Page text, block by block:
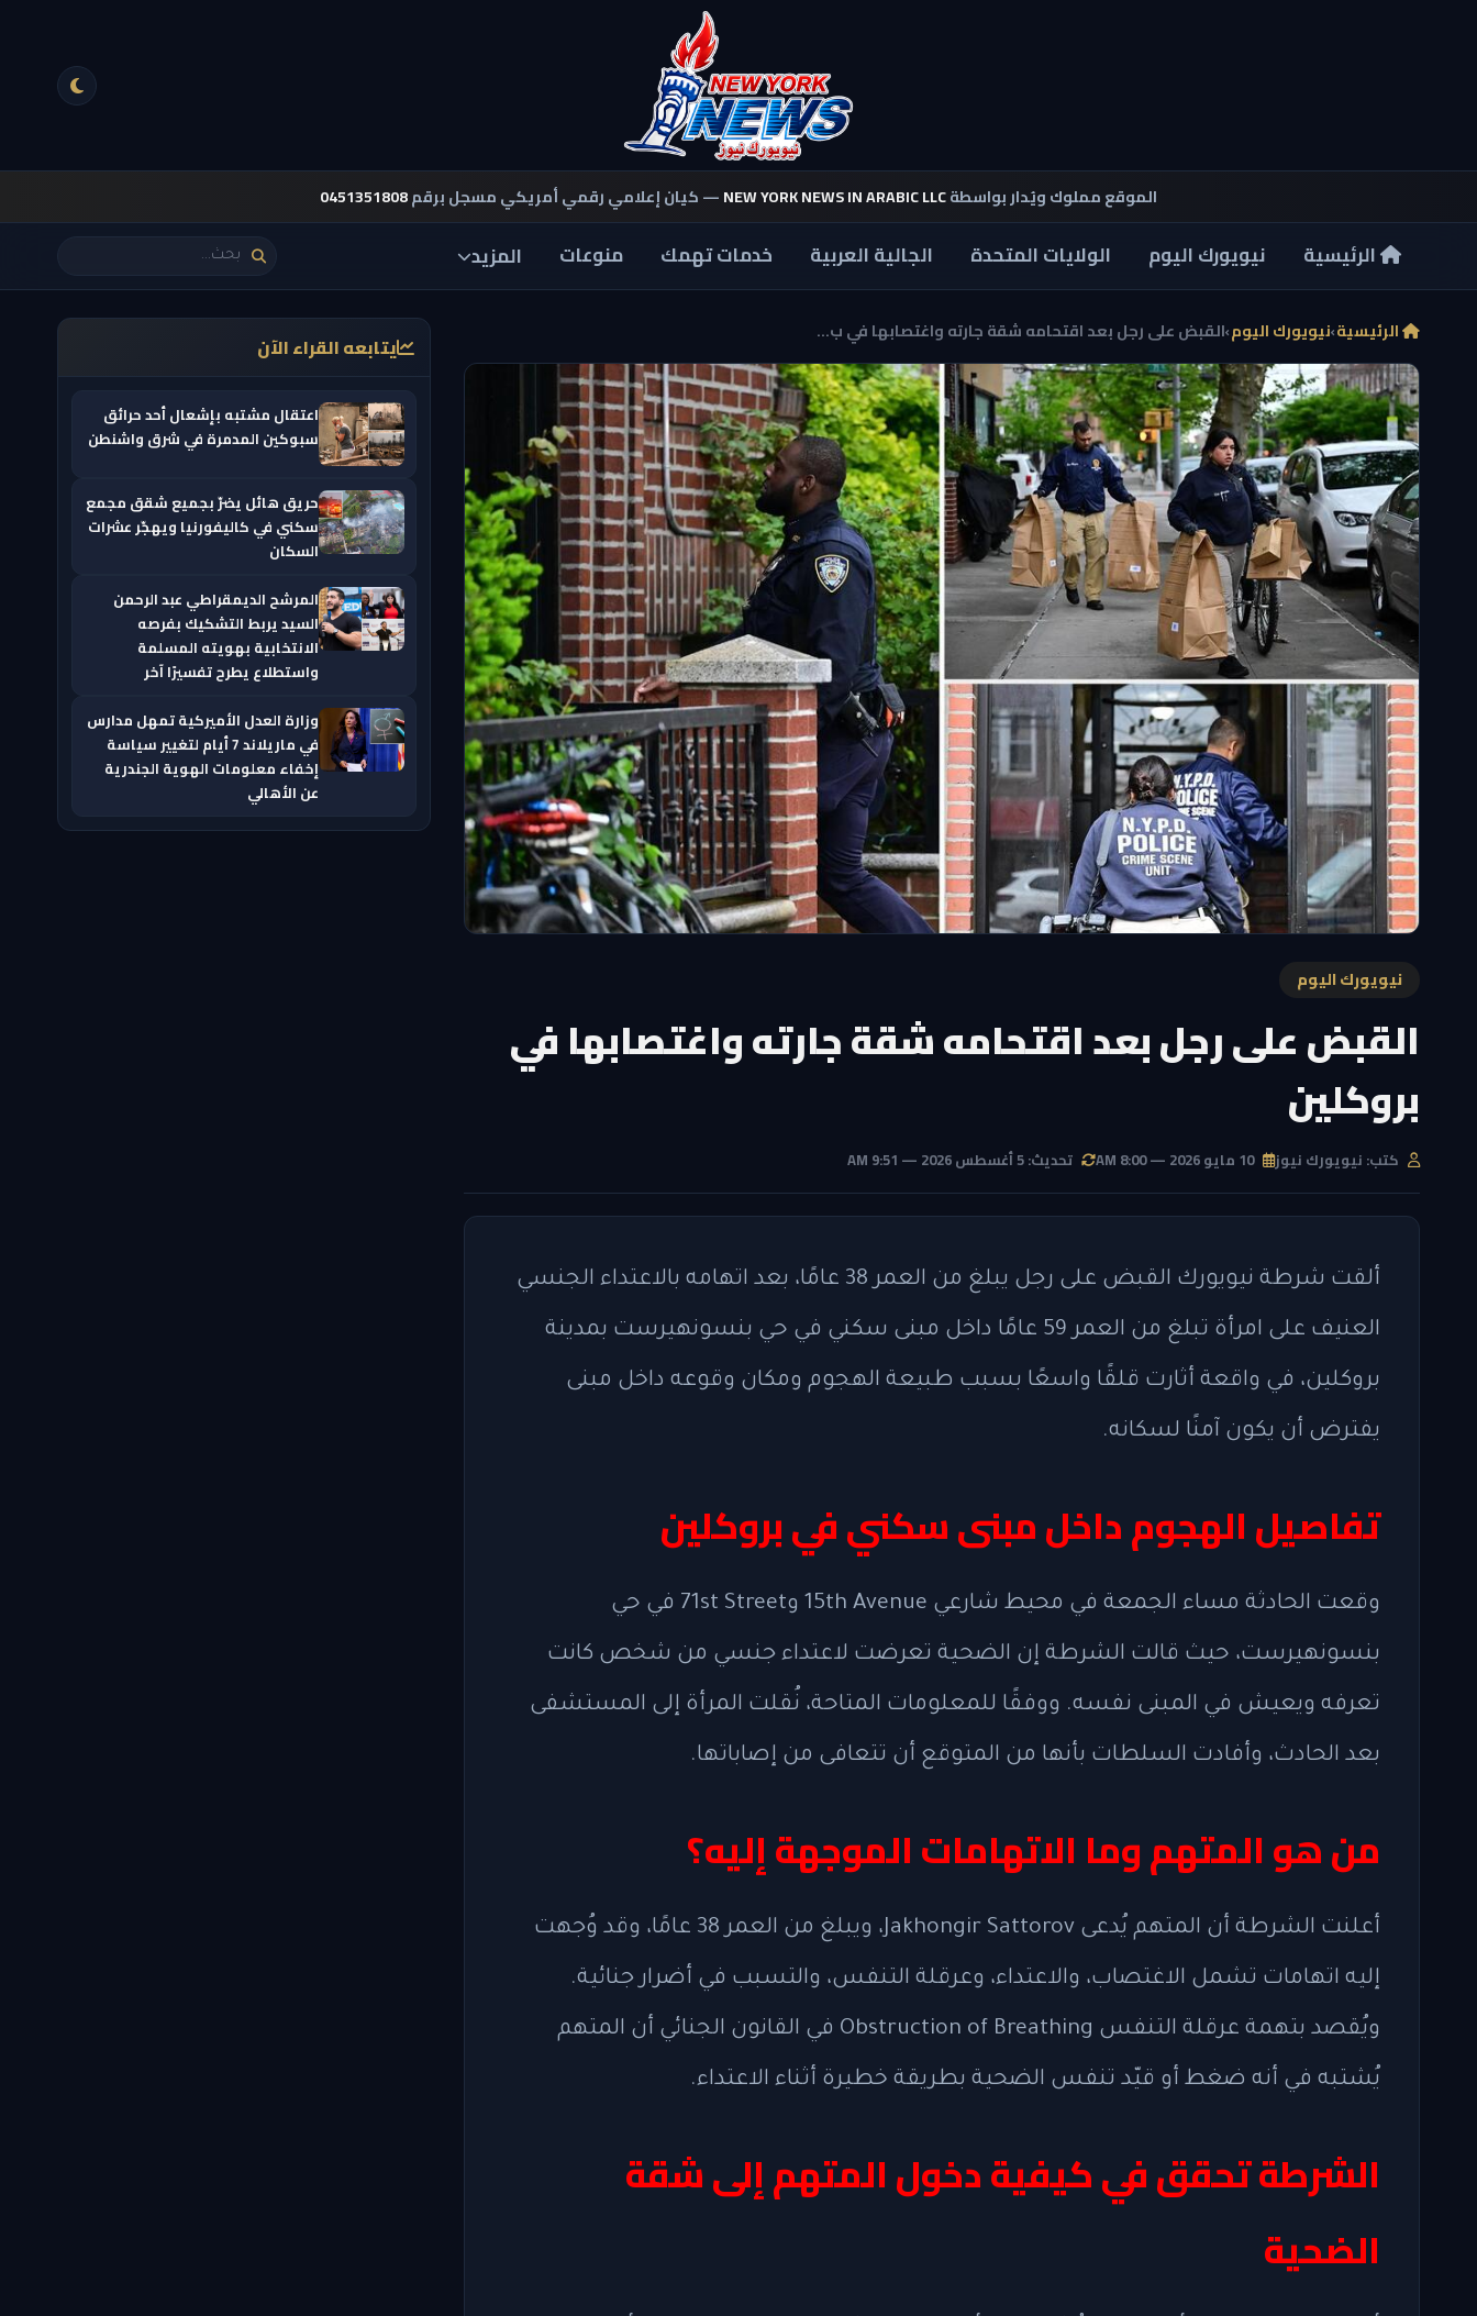
الموقع مملوك ويُدار بواسطةNEW YORK NEWS IN ARABIC LLC— كيان إعلامي رقمي أمريكي مسجل برقم0451351808
الرئيسية نيويورك اليوم الولايات المتحدة الجالية العربية خدمات تهمك منوعات المزيد
الرئيسية›نيويورك اليوم›القبض على رجل بعد اقتحامه شقة جارته واغتصابها في ب...
نيويورك اليوم
القبض على رجل بعد اقتحامه شقة جارته واغتصابها في
بروكلين
كتب: نيويورك نيوز 10 مايو 2026 — 8:00 AM تحديث: 5 أغسطس 2026 — 9:51 AM
ألقت شرطة نيويورك القبض على رجل يبلغ من العمر 38 عامًا، بعد اتهامه بالاعتداء الجنسي
العنيف على امرأة تبلغ من العمر 59 عامًا داخل مبنى سكني في حي بنسونهيرست بمدينة
بروكلين، في واقعة أثارت قلقًا واسعًا بسبب طبيعة الهجوم ومكان وقوعه داخل مبنى
يفترض أن يكون آمنًا لسكانه.
تفاصيل الهجوم داخل مبنى سكني في بروكلين
وقعت الحادثة مساء الجمعة في محيط شارعي 15th Avenue و71st Street في حي
بنسونهيرست، حيث قالت الشرطة إن الضحية تعرضت لاعتداء جنسي من شخص كانت
تعرفه ويعيش في المبنى نفسه. ووفقًا للمعلومات المتاحة، نُقلت المرأة إلى المستشفى
بعد الحادث، وأفادت السلطات بأنها من المتوقع أن تتعافى من إصاباتها.
من هو المتهم وما الاتهامات الموجهة إليه؟
أعلنت الشرطة أن المتهم يُدعى Jakhongir Sattorov، ويبلغ من العمر 38 عامًا، وقد وُجهت
إليه اتهامات تشمل الاغتصاب، والاعتداء، وعرقلة التنفس، والتسبب في أضرار جنائية.
ويُقصد بتهمة عرقلة التنفس Obstruction of Breathing في القانون الجنائي أن المتهم
يُشتبه في أنه ضغط أو قيّد تنفس الضحية بطريقة خطيرة أثناء الاعتداء.
الشرطة تحقق في كيفية دخول المتهم إلى شقة
الضحية
يتابعه القراء الآن
اعتقال مشتبه بإشعال أحد حرائق
سبوكين المدمرة في شرق واشنطن
حريق هائل يضرّ بجميع شقق مجمع
سكني في كاليفورنيا ويهجّر عشرات
السكان
المرشح الديمقراطي عبد الرحمن
السيد يربط التشكيك بفرصه
الانتخابية بهويته المسلمة
واستطلاع يطرح تفسيرًا آخر
وزارة العدل الأميركية تمهل مدارس
في ماريلاند 7 أيام لتغيير سياسة
إخفاء معلومات الهوية الجندرية
عن الأهالي